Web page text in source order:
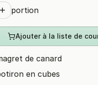
portion
Ajouter à la liste de
de canard
en cubes